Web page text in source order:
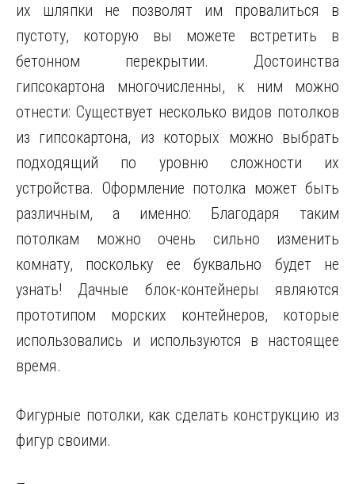
их шляпки не позволят им провалиться в
пустоту, которую вы можете встретить в
бетонном перекрытии. Достоинства
гипсокартона многочисленны, к ним можно
отнести: Существует несколько видов потолков
из гипсокартона, из которых можно выбрать
подходящий по уровню сложности их
устройства. Оформление потолка может быть
различным, а именно: Благодаря таким
потолкам можно очень сильно изменить
комнату, поскольку ее буквально будет не
узнать! Дачные блок-контейнеры являются
прототипом морских контейнеров, которые
использовались и используются в настоящее
время.
Фигурные потолки, как сделать конструкцию из
фигур своими.